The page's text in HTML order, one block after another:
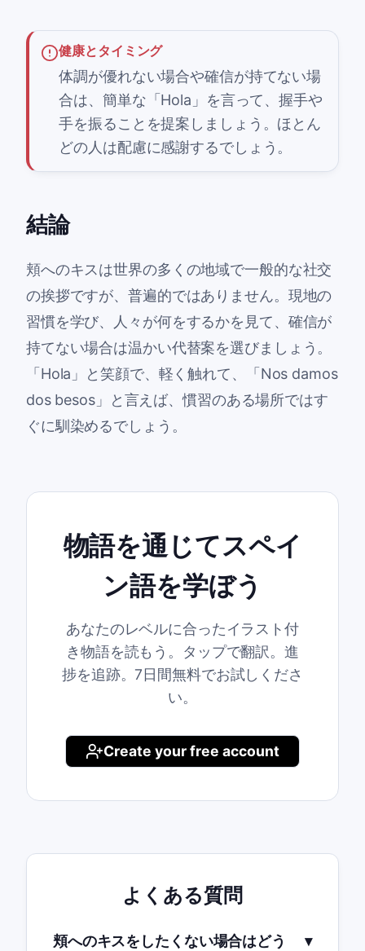
健康とタイミング
体調が優れない場合や確信が持てない場
合は、簡単な「Hola」を言って、握手や
手を振ることを提案しましょう。ほとん
どの人は配慮に感謝するでしょう。
結論
頬へのキスは世界の多くの地域で一般的な社交
の挨拶ですが、普遍的ではありません。現地の
習慣を学び、人々が何をするかを見て、確信が
持てない場合は温かい代替案を選びましょう。
「Hola」と笑顔で、軽く触れて、「Nos damos
dos besos」と言えば、慣習のある場所ではす
ぐに馴染めるでしょう。
物語を通じてスペイ
ン語を学ぼう
あなたのレベルに合ったイラスト付
き物語を読もう。タップで翻訳。進
捗を追跡。7日間無料でお試しくださ
い。
Create your free account
よくある質問
頬へのキスをしたくない場合はどう